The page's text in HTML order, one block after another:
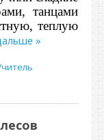
танцами
теплую
»